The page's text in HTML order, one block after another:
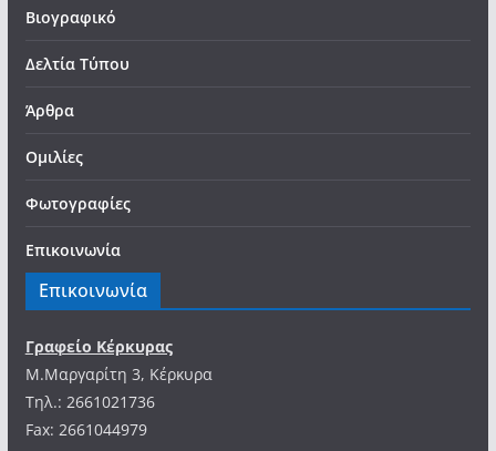
Βιογραφικό
Δελτία Τύπου
Άρθρα
Ομιλίες
Φωτογραφίες
Επικοινωνία
Επικοινωνία
Γραφείο Κέρκυρας
Μ.Μαργαρίτη 3, Κέρκυρα
Tηλ.: 2661021736
Fax: 2661044979